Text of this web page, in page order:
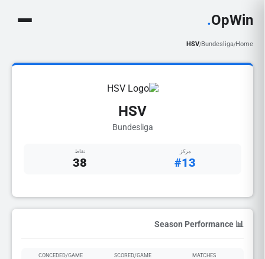
OpWin
.
Home
/
Bundesliga
/
HSV
HSV
Bundesliga
مركز
#13
نقاط
38
📊 Season Performance
MATCHES
SCORED/GAME
CONCEDED/GAME